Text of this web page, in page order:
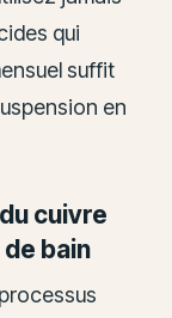
qui
suffit
en
cuivre
bain